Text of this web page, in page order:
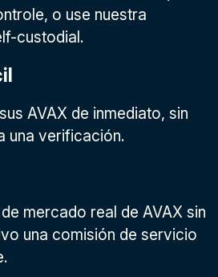
o use nuestra
custodial.
AVAX de inmediato, sin
una verificación.
mercado real de AVAX sin
una comisión de servicio